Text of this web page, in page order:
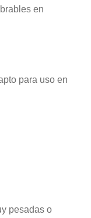
en
para uso en
pesadas o